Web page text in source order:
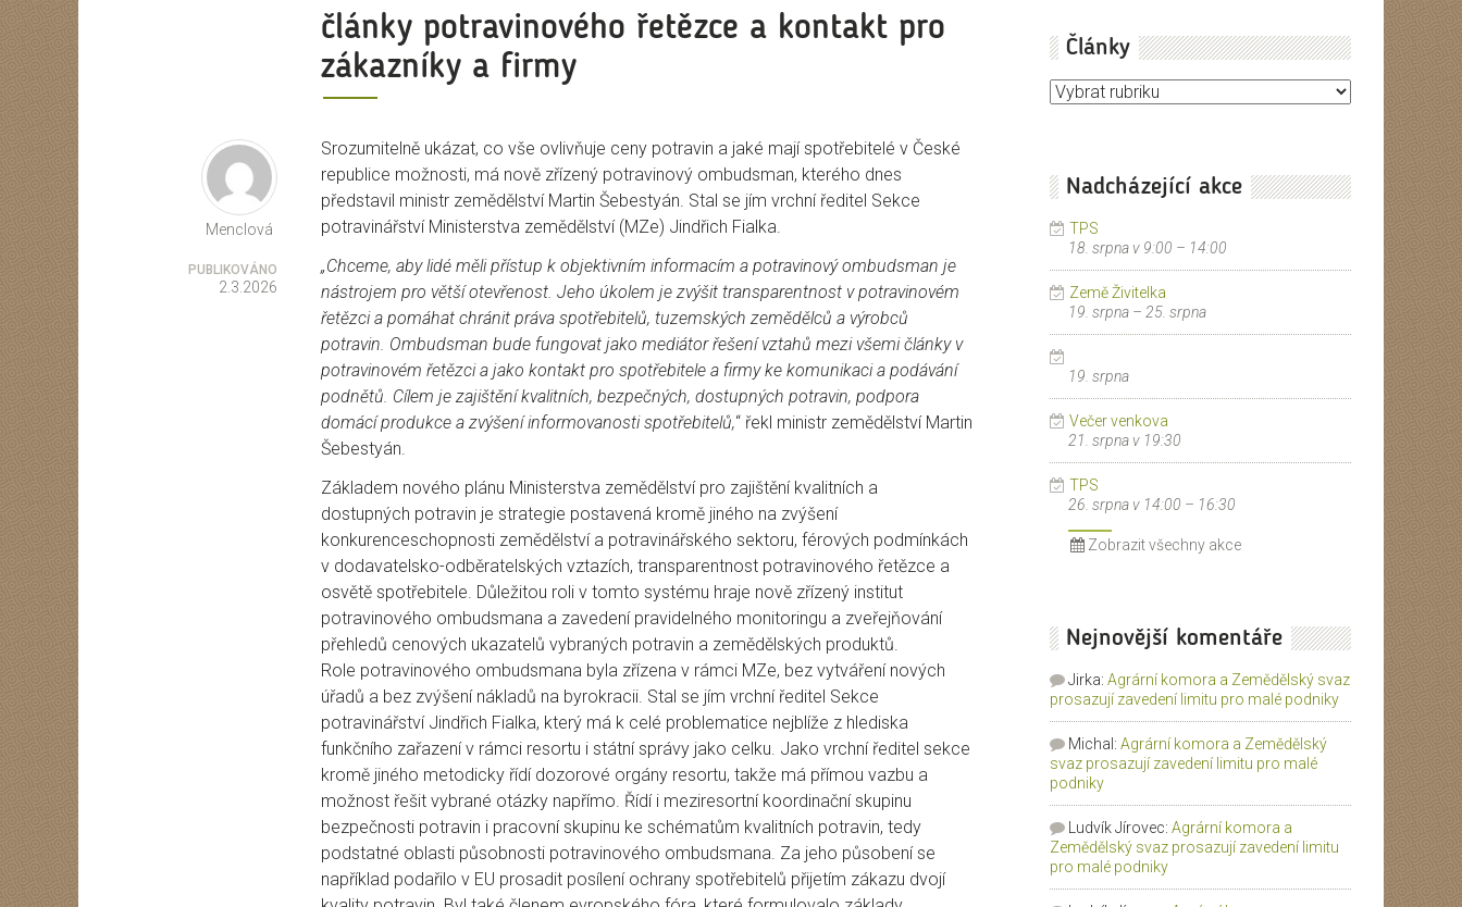
články potravinového řetězce a kontakt pro
zákazníky a firmy
Autor
Menclová
PUBLIKOVÁNO
2.3.2026
Srozumitelně ukázat, co vše ovlivňuje ceny potravin a jaké mají spotřebitelé v České
republice možnosti, má nově zřízený potravinový ombudsman, kterého dnes
představil ministr zemědělství Martin Šebestyán. Stal se jím vrchní ředitel Sekce
potravinářství Ministerstva zemědělství (MZe) Jindřich Fialka.
„Chceme, aby lidé měli přístup k objektivním informacím a potravinový ombudsman je
nástrojem pro větší otevřenost. Jeho úkolem je zvýšit transparentnost v potravinovém
řetězci a pomáhat chránit práva spotřebitelů, tuzemských zemědělců a výrobců
potravin. Ombudsman bude fungovat jako mediátor řešení vztahů mezi všemi články v
potravinovém řetězci a jako kontakt pro spotřebitele a firmy ke komunikaci a podávání
podnětů. Cílem je zajištění kvalitních, bezpečných, dostupných potravin, podpora
domácí produkce a zvýšení informovanosti spotřebitelů,“ řekl ministr zemědělství Martin
Šebestyán.
Základem nového plánu Ministerstva zemědělství pro zajištění kvalitních a
dostupných potravin je strategie postavená kromě jiného na zvýšení
konkurenceschopnosti zemědělství a potravinářského sektoru, férových podmínkách
v dodavatelsko-odběratelských vztazích, transparentnost potravinového řetězce a
osvětě spotřebitele. Důležitou roli v tomto systému hraje nově zřízený institut
potravinového ombudsmana a zavedení pravidelného monitoringu a zveřejňování
přehledů cenových ukazatelů vybraných potravin a zemědělských produktů.
Role potravinového ombudsmana byla zřízena v rámci MZe, bez vytváření nových
úřadů a bez zvýšení nákladů na byrokracii. Stal se jím vrchní ředitel Sekce
potravinářství Jindřich Fialka, který má k celé problematice nejblíže z hlediska
funkčního zařazení v rámci resortu i státní správy jako celku. Jako vrchní ředitel sekce
kromě jiného metodicky řídí dozorové orgány resortu, takže má přímou vazbu a
možnost řešit vybrané otázky napřímo. Řídí i meziresortní koordinační skupinu
bezpečnosti potravin i pracovní skupinu ke schématům kvalitních potravin, tedy
podstatné oblasti působnosti potravinového ombudsmana. Za jeho působení se
například podařilo v EU prosadit posílení ochrany spotřebitelů přijetím zákazu dvojí
Články
Články
Nadcházející akce
TPS
18. srpna v 9:00 – 14:00
Země Živitelka
19. srpna– 25. srpna
19. srpna
Večer venkova
21. srpna v 19:30
TPS
26. srpna v 14:00 – 16:30
Zobrazit všechny akce
Nejnovější komentáře
Jirka: Agrární komora a Zemědělský svaz
prosazují zavedení limitu pro malé podniky
Michal : Agrární komora a Zemědělský
svaz prosazují zavedení limitu pro malé
podniky
Ludvík Jírovec: Agrární komora a
Zemědělský svaz prosazují zavedení limitu
pro malé podniky